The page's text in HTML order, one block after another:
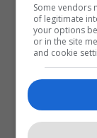
Some vendors
of legitimate
your options
or in the site
and cookie